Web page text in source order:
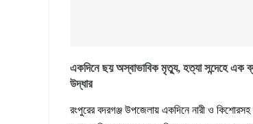
একদিনে ছয় অস্বাভাবিক মৃত্যু, হত্যা সন্দেহে এক
উদ্ধার
রংপুরের বদরগঞ্জ উপজেলায় একদিনে নারী ও